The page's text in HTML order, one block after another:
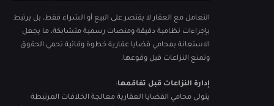
التعامل مع العقار لا يقتصر على البيع أو الشراء فقط، بل يرتبط
بإجراءات نظامية دقيقة ومنصات رسمية متشابكة، ما يجعل
الاستعانة بمحامي قضايا عقارية خطوة وقائية تحمي الحقوق
وتمنع النزاعات قبل وقوعها.
إدارة النزاعات قبل تفاقمها:
يتولى محامي القضايا العقارية معالجة الخلافات المرتبطة